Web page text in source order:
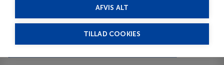
AFVIS ALT
TILLAD COOKIES
Bangkok Nice Palace Hotel 3***
Nice Palace Hotel